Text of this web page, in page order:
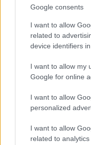
Google consents
I want to allow
related to
device identifiers in
I want to allow my
Google for online
I want to allow
personalized
I want to allow
related to